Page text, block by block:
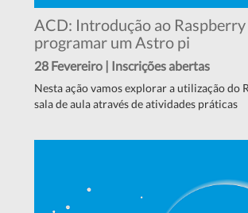
ACD: Introdução ao Raspberry
programar um Astro pi
28 Fevereiro | Inscrições abertas
Nesta ação vamos explorar a utilização do
sala de aula através de atividades práticas